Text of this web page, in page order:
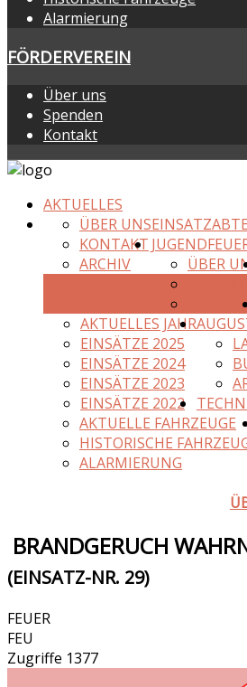
Alarmierung
FÖRDERVEREIN
Über uns
Spenden
Kontakt
AKTUELLES
ÜBER UNS
KONTAKT
ARCHIV
ÜBER
AKTUELLES JAHR
EINSÄTZE 2025
EINSÄTZE 2024
EINSÄTZE 2023
EINSÄTZE 2022
AKTUELLE FAHRZEUGE
HISTORISCHE
ALARMIERUNG
BRANDGERUCH
(EINSATZ-NR. 29)
FEUER
FEU
Zugriffe 1377